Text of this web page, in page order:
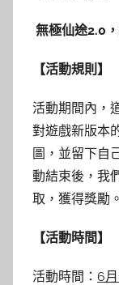
無極仙途2.0
【活動規則】
活動期間內，
對遊戲新版本
圖，並留下自
動結束後，我
取，獲得獎勵。
【活動時間】
活動時間： 6月